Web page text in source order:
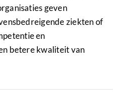
geven
ziekten of
en
betere kwaliteit van